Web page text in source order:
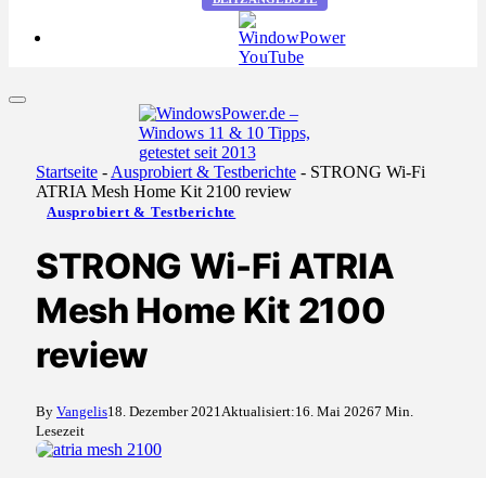
Startseite - Ausprobiert & Testberichte - STRONG Wi-Fi
ATRIA Mesh Home Kit 2100 review
Ausprobiert & Testberichte
STRONG Wi-Fi ATRIA
Mesh Home Kit 2100
review
By Vangelis18. Dezember 2021 Aktualisiert:16. Mai 20267 Min.
Lesezeit